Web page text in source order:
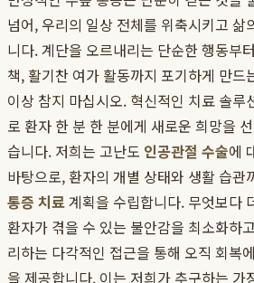
넘어, 우리의 일상 전체를 위축시키고 삶
니다. 계단을 오르내리는 단순한 행동부
책, 활기찬 여가 활동까지 포기하게 만드
이상 참지 마십시오. 혁신적인 치료 솔루
로 환자 한 분 한 분에게 새로운 희망을
습니다. 저희는 고난도 인공관절 수술에
바탕으로, 환자의 개별 상태와 생활 습관
통증 치료계획을 수립합니다. 무엇보다
환자가 겪을 수 있는 불안감을 최소화하
리하는 다각적인 접근을 통해 오직 회복
을 제공합니다. 이는 저희가 추구하는 가